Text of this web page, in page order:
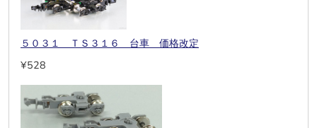
５０３１ ＴＳ３１６ 台車 価格改定
¥528